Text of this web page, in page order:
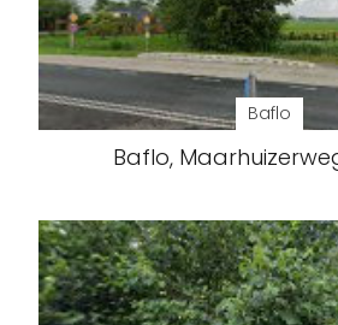
Baflo
Baflo,